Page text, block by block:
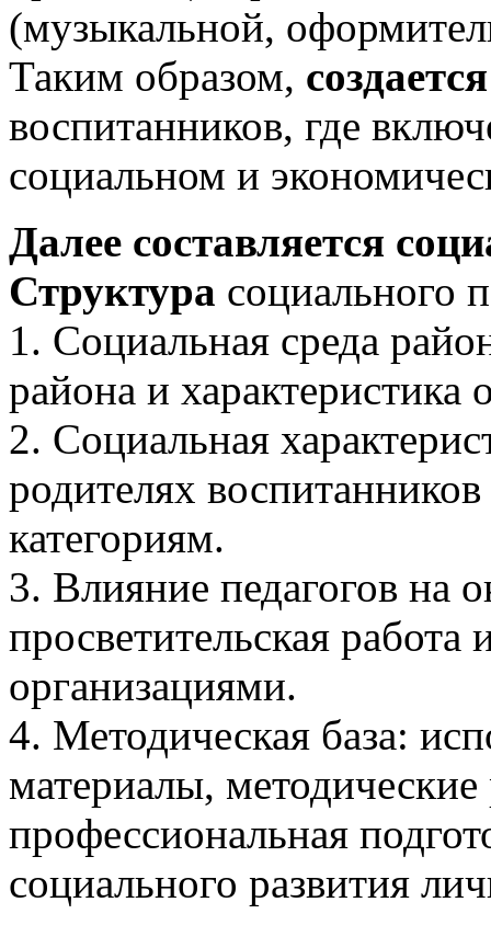
(музыкальной,
Таким образом,
воспитанников, где
социальном и
Далее составляется
Структура социального
1. Социальная среда
района и
2. Социальная
родителях
категориям.
3. Влияние педагогов
просветительская
организациями.
4. Методическая база:
материалы,
профессиональная
социального развития